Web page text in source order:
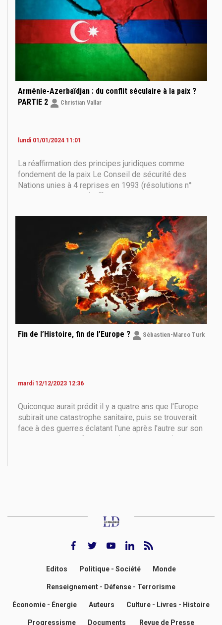
Arménie-Azerbaïdjan : du conflit séculaire à la paix ?
PARTIE 2
Christian Vallar
lundi 01/01/2024 11:01
La réaffirmation des principes juridiques comme
fondement de la paix Le Conseil de sécurité des
Nations unies à 4 reprises en 1993 (résolutions n°
Etats de la région, en particulier la souveraineté
Fin de l’Histoire, fin de l’Europe ? Sébastien-Marco Turk
mardi 12/12/2023 12:36
Quiconque aurait prédit il y a quatre ans que l'Europe
subirait une catastrophe sanitaire, puis se trouverait
face à des guerres éclatant l'une après l'autre sur son
territoire ou à ses frontières (Arménie, Israël), aurait
facebooktwitteryoutubeLinkedinrss feed
Editos Politique - Société Monde
Renseignement - Défense - Terrorisme
Économie - Énergie Auteurs Culture - Livres - Histoire
Progressisme Documents Revue de Presse